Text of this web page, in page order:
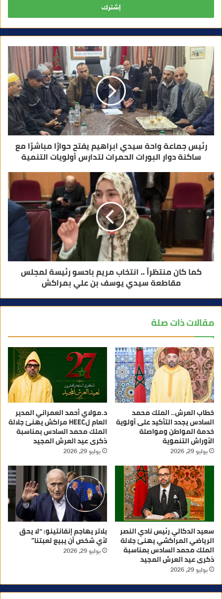
ر
ا
ل
إ
ل
ك
ت
ر
و
ن
ي
رئيس جماعة واحة سيدي ابراهيم يفتح حوارًا مباشرًا مع
ساكنة دوار البورات الحمرات لتدارس أولويات التنمية
كما كان منتظراً .. انتخاب مريم باحسو رئيسة لمجلس
مقاطعة سيدي يوسف بن علي بمراكش
مقالات ذات صلة
خطاب العرش.. الملك محمد
السادس يجدد التأكيد على أولوية
خدمة المواطن ومواصلة
الأوراش التنموية
يوليو 29, 2026
د.مولاي أحمد العمراني المدير
العام لHEEC مراكش يهنئ جلالة
الملك محمد السادس بمناسبة
ذكرى عيد العرش المجيد
يوليو 29, 2026
سعيد الدكالي رئيس نادي النصر
الرياضي المراكشي يهنئ جلالة
الملك محمد السادس بمناسبة
ذكرى عيد العرش المجيد
يوليو 29, 2026
بلاتر يهاجم إنفانتينو: “لا يحق
لأي شخص أن يبيع لعبتنا”
يوليو 29, 2026